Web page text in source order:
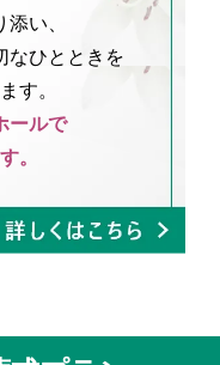
い、
なひとときを
す。
ールで
。